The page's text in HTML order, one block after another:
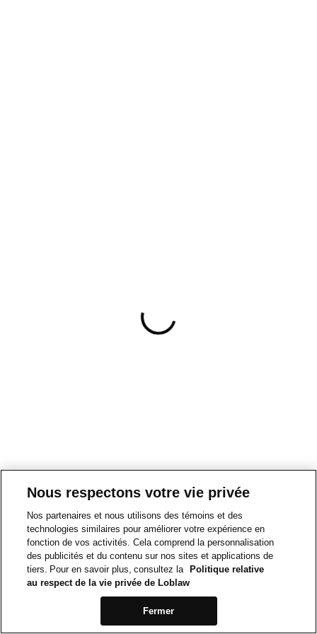
Nous respectons votre vie privée
Nos partenaires et nous utilisons des témoins et des
technologies similaires pour améliorer votre expérience en
fonction de vos activités. Cela comprend la personnalisation
des publicités et du contenu sur nos sites et applications de
tiers. Pour en savoir plus, consultez la
Politique relative
au respect de la vie privée de Loblaw
Fermer